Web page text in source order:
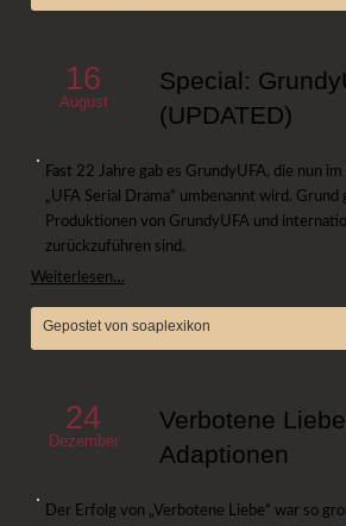
16
August
Special:
(UPDATED)
Fast 22 Jahre gab es GrundyUFA, die nun
„UFA Serial Drama“ umbenannt wird.
Produktionen von GrundyUFA und
zurückzuführen sind.
Weiterlesen…
Gepostet von soaplexikon
24
Dezember
Verbotene
Adaptionen
Der Erfolg von „Verbotene Liebe“ war so